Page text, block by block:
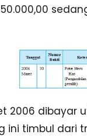
2006 dibayar
ini timbul